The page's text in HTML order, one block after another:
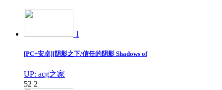
1
[PC+安卓][阴影之下/信任的阴影 Shadows of
UP: acg之家
52 2